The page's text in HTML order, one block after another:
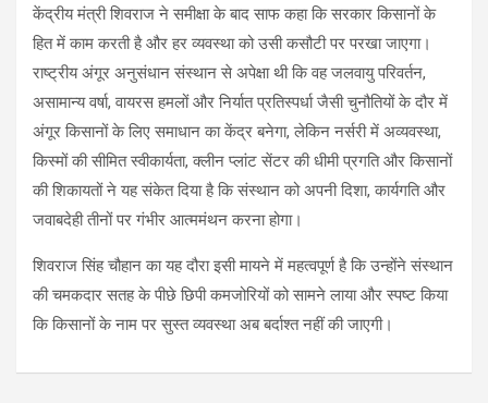
केंद्रीय मंत्री शिवराज ने समीक्षा के बाद साफ कहा कि सरकार किसानों के
हित में काम करती है और हर व्यवस्था को उसी कसौटी पर परखा जाएगा।
राष्ट्रीय अंगूर अनुसंधान संस्थान से अपेक्षा थी कि वह जलवायु परिवर्तन,
असामान्य वर्षा, वायरस हमलों और निर्यात प्रतिस्पर्धा जैसी चुनौतियों के दौर में
अंगूर किसानों के लिए समाधान का केंद्र बनेगा, लेकिन नर्सरी में अव्यवस्था,
किस्मों की सीमित स्वीकार्यता, क्लीन प्लांट सेंटर की धीमी प्रगति और किसानों
की शिकायतों ने यह संकेत दिया है कि संस्थान को अपनी दिशा, कार्यगति और
जवाबदेही तीनों पर गंभीर आत्ममंथन करना होगा।
शिवराज सिंह चौहान का यह दौरा इसी मायने में महत्वपूर्ण है कि उन्होंने संस्थान
की चमकदार सतह के पीछे छिपी कमजोरियों को सामने लाया और स्पष्ट किया
कि किसानों के नाम पर सुस्त व्यवस्था अब बर्दाश्त नहीं की जाएगी।